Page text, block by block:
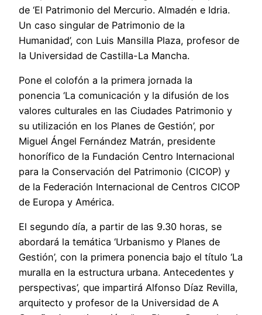
de ‘El Patrimonio del Mercurio. Almadén e Idria.
Un caso singular de Patrimonio de la
Humanidad’, con Luis Mansilla Plaza, profesor de
la Universidad de Castilla-La Mancha.
Pone el colofón a la primera jornada la
ponencia ‘La comunicación y la difusión de los
valores culturales en las Ciudades Patrimonio y
su utilización en los Planes de Gestión’, por
Miguel Ángel Fernández Matrán, presidente
honorífico de la Fundación Centro Internacional
para la Conservación del Patrimonio (CICOP) y
de la Federación Internacional de Centros CICOP
de Europa y América.
El segundo día, a partir de las 9.30 horas, se
abordará la temática ‘Urbanismo y Planes de
Gestión’, con la primera ponencia bajo el título ‘La
muralla en la estructura urbana. Antecedentes y
perspectivas’, que impartirá Alfonso Díaz Revilla,
arquitecto y profesor de la Universidad de A